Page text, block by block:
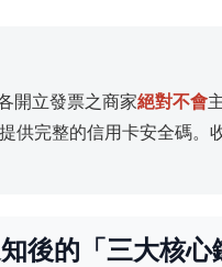
開立發票之商家絕對不會
供完整的信用卡安全碼。
後的「三大核心